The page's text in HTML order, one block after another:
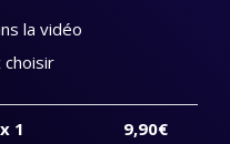
la vidéo
choisir
1 9,90€